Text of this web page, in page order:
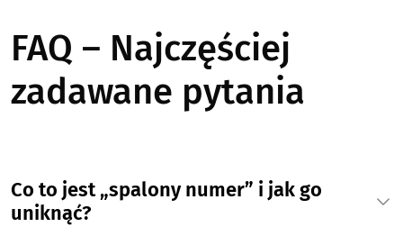
FAQ – Najczęściej
zadawane pytania
Co to jest „spalony numer” i jak go
uniknąć?